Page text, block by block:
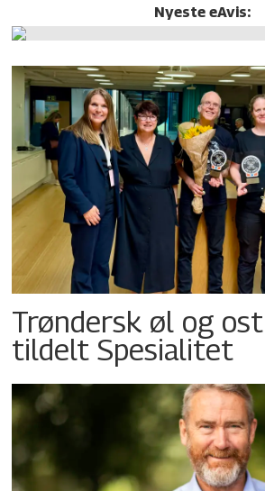
Nyeste eAvis:
Trøndersk øl og
tildelt Spesialitet